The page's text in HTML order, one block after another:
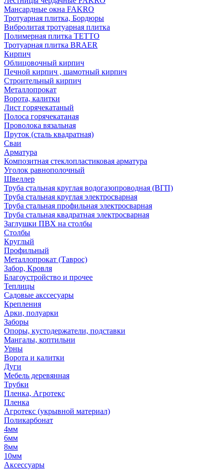
Мансардные окна FAKRO
Тротуарная плитка, Бордюры
Вибролитая тротуарная плитка
Полимерная плитка TETTO
Тротуарная плитка BRAER
Кирпич
Облицовочный кирпич
Печной кирпич , шамотный кирпич
Строительный кирпич
Металлопрокат
Ворота, калитки
Лист горячекатаный
Полоса горячекатаная
Проволока вязальная
Пруток (сталь квадратная)
Сваи
Арматура
Композитная стеклопластиковая арматура
Уголок равнополочный
Швеллер
Труба стальная круглая водогазопроводная (ВГП)
Труба стальная круглая электросварная
Труба стальная профильная электросварная
Труба стальная квадратная электросварная
Заглушки ПВХ на столбы
Столбы
Круглый
Профильный
Металлопрокат (Таврос)
Забор, Кровля
Благоустройство и прочее
Теплицы
Садовые акссесуары
Крепления
Арки, полуарки
Заборы
Опоры, кустодержатели, подставки
Мангалы, коптильни
Урны
Ворота и калитки
Дуги
Мебель деревянная
Трубки
Пленка, Агротекс
Пленка
Агротекс (укрывной материал)
Поликарбонат
4мм
6мм
8мм
10мм
Аксессуары